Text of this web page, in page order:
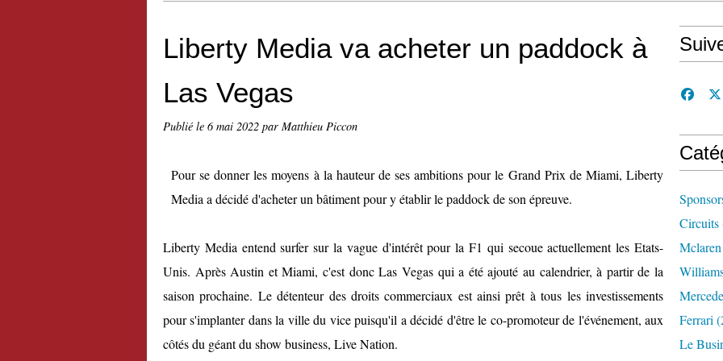
Liberty Media va acheter un paddock à
Las Vegas
Publié le 6 mai 2022 par Matthieu Piccon
Pour se donner les moyens à la hauteur de ses ambitions pour le Grand Prix de Miami, Liberty
Media a décidé d'acheter un bâtiment pour y établir le paddock de son épreuve.
Liberty Media entend surfer sur la vague d'intérêt pour la F1 qui secoue actuellement les Etats-
Unis. Après Austin et Miami, c'est donc Las Vegas qui a été ajouté au calendrier, à partir de la
saison prochaine. Le détenteur des droits commerciaux est ainsi prêt à tous les investissements
pour s'implanter dans la ville du vice puisqu'il a décidé d'être le co-promoteur de l'événement, aux
côtés du géant du show business, Live Nation.
Circuits
Mclaren
Ferrari
Le